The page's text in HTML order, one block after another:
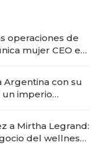
operaciones de
mujer CEO en
Argentina con su
imperio
a Mirtha Legrand:
del wellness